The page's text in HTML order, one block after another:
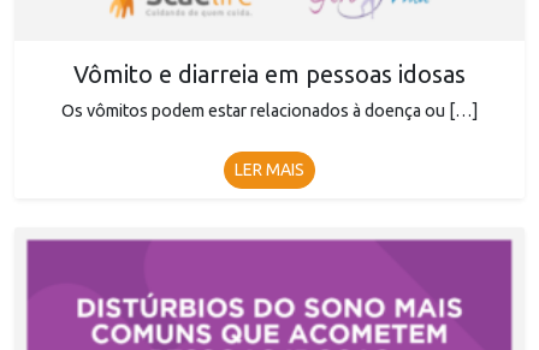
Vômito e diarreia em pessoas idosas
Os vômitos podem estar relacionados à doença ou […]
LER MAIS